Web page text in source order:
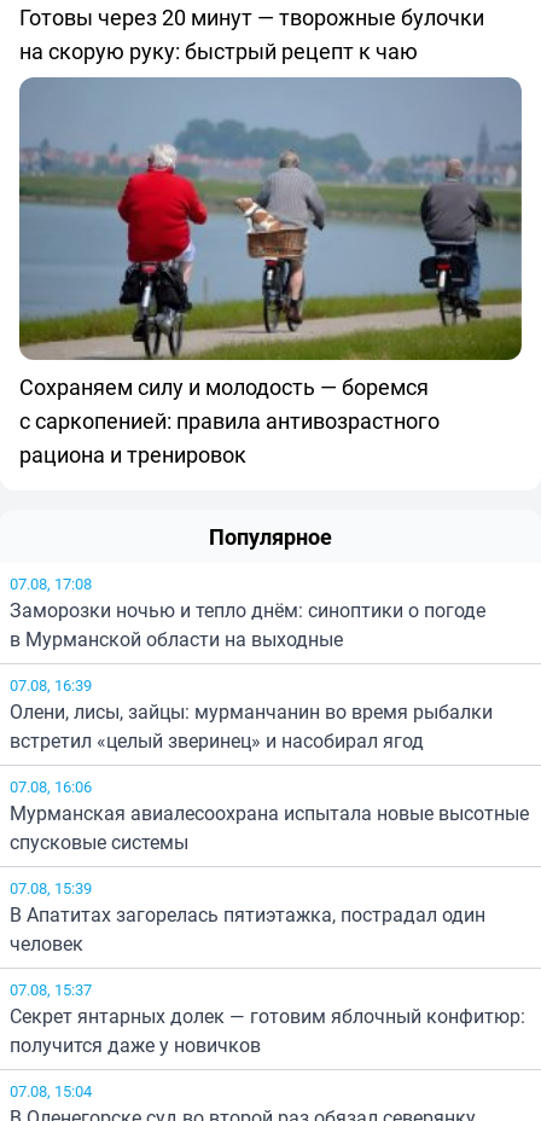
Готовы через 20 минут — творожные булочки
на скорую руку: быстрый рецепт к чаю
Сохраняем силу и молодость — боремся
с саркопенией: правила антивозрастного
рациона и тренировок
Популярное
07.08, 17:08
Заморозки ночью и тепло днём: синоптики о погоде
в Мурманской области на выходные
07.08, 16:39
Олени, лисы, зайцы: мурманчанин во время рыбалки
встретил «целый зверинец» и насобирал ягод
07.08, 16:06
Мурманская авиалесоохрана испытала новые высотные
спусковые системы
07.08, 15:39
В Апатитах загорелась пятиэтажка, пострадал один
человек
07.08, 15:37
Секрет янтарных долек — готовим яблочный конфитюр:
получится даже у новичков
07.08, 15:04